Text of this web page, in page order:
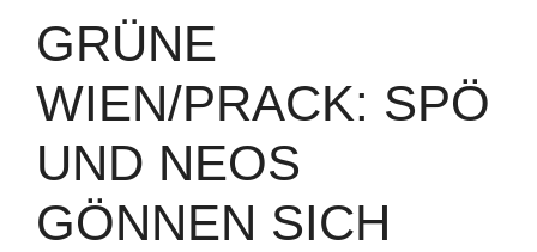
GRÜNE
WIEN/PRACK: SPÖ
UND NEOS
GÖNNEN SICH